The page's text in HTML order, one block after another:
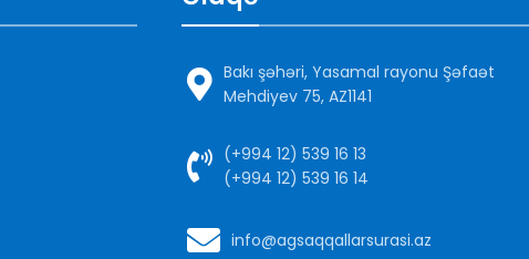
Bakı şəhəri, Yasamal rayonu Şəfaət
Mehdiyev 75, AZ1141
(+994 12) 539 16 13
(+994 12) 539 16 14
info@agsaqqallarsurasi.az